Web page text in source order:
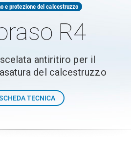
e protezione del calcestruzzo
R4
antiritiro per il
del calcestruzzo
TECNICA